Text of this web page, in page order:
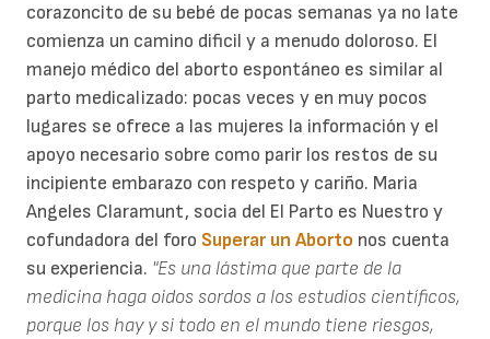
corazoncito de su bebé de pocas semanas ya no late
comienza un camino dificil y a menudo doloroso. El
manejo médico del aborto espontáneo es similar al
parto medicalizado: pocas veces y en muy pocos
lugares se ofrece a las mujeres la información y el
apoyo necesario sobre como parir los restos de su
incipiente embarazo con respeto y cariño. Maria
Angeles Claramunt, socia del El Parto es Nuestro y
cofundadora del foro Superar un Aborto nos cuenta
su experiencia. "Es una lástima que parte de la
medicina haga oidos sordos a los estudios científicos,
porque los hay y si todo en el mundo tiene riesgos,